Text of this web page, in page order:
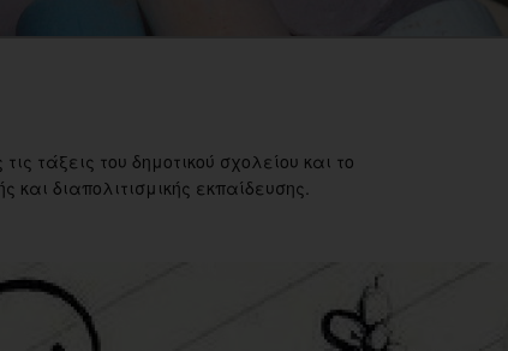
τάξεις του δημοτικού σχολείου και το
διαπολιτισμικής εκπαίδευσης.